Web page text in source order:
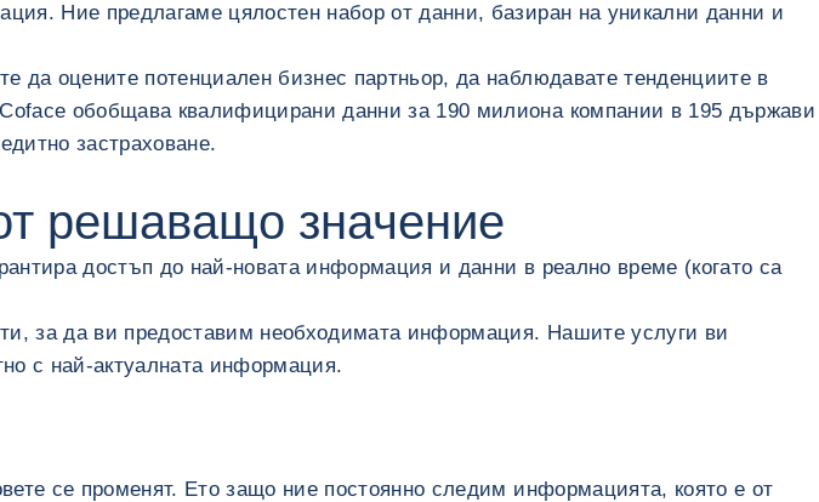
Ние предлагаме цялостен набор от данни, базиран на уникални данни и
да оцените потенциален бизнес партньор, да наблюдавате тенденциите в
обобщава квалифицирани данни за 190 милиона компании в 195 държави
застраховане.
решаващо значение
достъп до най-новата информация и данни в реално време (когато са
за да ви предоставим необходимата информация. Нашите услуги ви
с най-актуалната информация.
се променят. Ето защо ние постоянно следим информацията, която е от